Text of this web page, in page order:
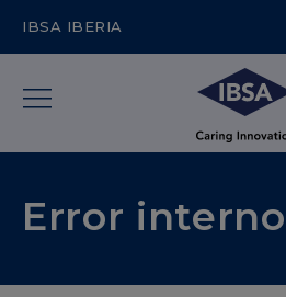
IBSA IBERIA
Error interno